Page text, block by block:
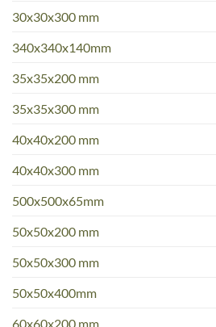
30x30x300 mm
340x340x140mm
35x35x200 mm
35x35x300 mm
40x40x200 mm
40x40x300 mm
500x500x65mm
50x50x200 mm
50x50x300 mm
50x50x400mm
60x60x200 mm